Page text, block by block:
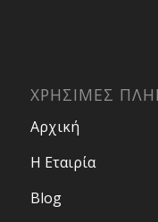
ΧΡΗΣΙΜΕΣ
Αρχική
Η Εταιρία
Blog